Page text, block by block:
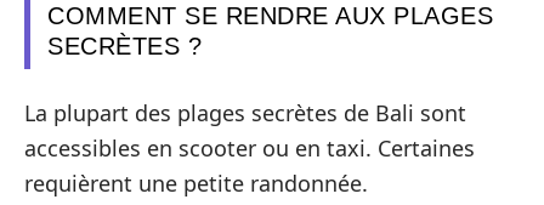
COMMENT SE RENDRE AUX PLAGES
SECRÈTES ?
La plupart des plages secrètes de Bali sont
accessibles en scooter ou en taxi. Certaines
requièrent une petite randonnée.